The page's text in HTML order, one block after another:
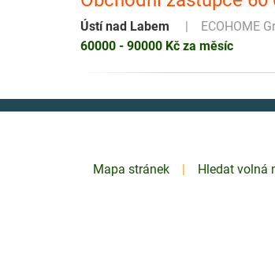
Ústí nad Labem
ECOHOME
60000 - 90000 Kč za měsíc
Mapa stránek Hledat volná